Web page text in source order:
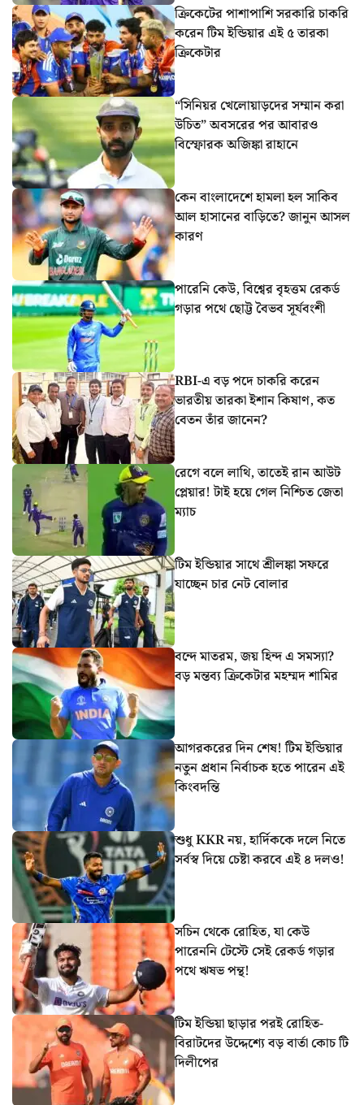
ক্রিকেটের পাশাপাশি সরকারি চাকরি
করেন টিম ইন্ডিয়ার এই ৫ তারকা
ক্রিকেটার
“সিনিয়র খেলোয়াড়দের সম্মান করা
উচিত” অবসরের পর আবারও
বিস্ফোরক অজিঙ্কা রাহানে
কেন বাংলাদেশে হামলা হল সাকিব
আল হাসানের বাড়িতে? জানুন আসল
কারণ
পারেনি কেউ, বিশ্বের বৃহত্তম রেকর্ড
গড়ার পথে ছোট্ট বৈভব সূর্যবংশী
RBI-এ বড় পদে চাকরি করেন
ভারতীয় তারকা ইশান কিষাণ, কত
বেতন তাঁর জানেন?
রেগে বলে লাথি, তাতেই রান আউট
প্লেয়ার! টাই হয়ে গেল নিশ্চিত জেতা
ম্যাচ
টিম ইন্ডিয়ার সাথে শ্রীলঙ্কা সফরে
যাচ্ছেন চার নেট বোলার
বন্দে মাতরম, জয় হিন্দ এ সমস্যা?
বড় মন্তব্য ক্রিকেটার মহম্মদ শামির
আগরকরের দিন শেষ! টিম ইন্ডিয়ার
নতুন প্রধান নির্বাচক হতে পারেন এই
কিংবদন্তি
শুধু KKR নয়, হার্দিককে দলে নিতে
সর্বস্ব দিয়ে চেষ্টা করবে এই ৪ দলও!
সচিন থেকে রোহিত, যা কেউ
পারেননি টেস্টে সেই রেকর্ড গড়ার
পথে ঋষভ পন্থ!
টিম ইন্ডিয়া ছাড়ার পরই রোহিত-
বিরাটদের উদ্দেশ্যে বড় বার্তা কোচ টি
দিলীপের